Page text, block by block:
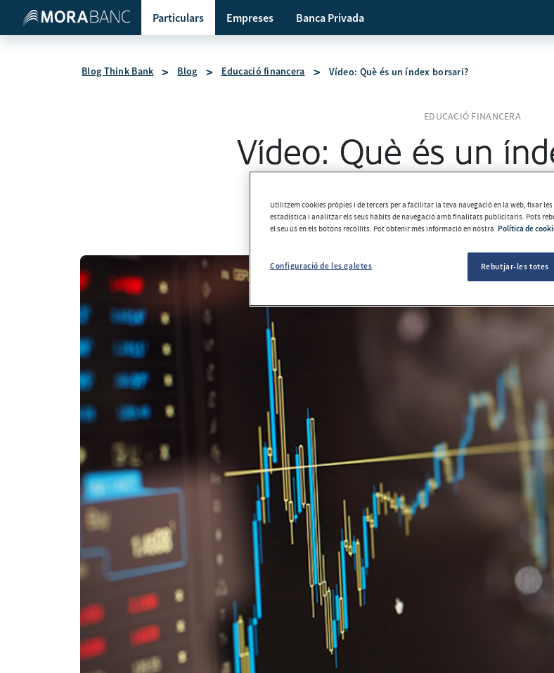
Particulars Empreses Banca Privada
Blog Think Bank Blog Educació financera Vídeo: Què és un índex borsari?
EDUCACIÓ FINANCERA
Vídeo: Què és un
Utilitzem cookies pròpies i de tercers per a facilitar la teva navegació en la web, fixar
estadística i analitzar els seus hàbits de navegació amb finalitats publicitaris. Pots
el seu ús en els botons recollits. Pot obtenir més informació en nostra Política de
Configuració de les galetes Rebutjar-les totes